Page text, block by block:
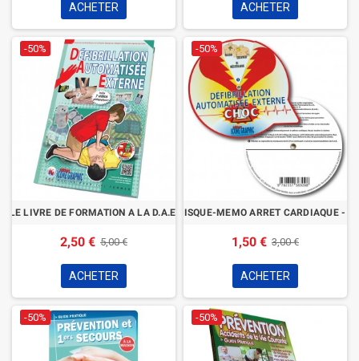
ACHETER ACHETER
-50%
LE LIVRE DE FORMATION A LA D.A.E.
2,50 € 5,00 €
ACHETER
-50%
LE DISQUE-MEMO ARRET CARDIAQUE -
1,50 € 3,00 €
ACHETER
-50% -50%